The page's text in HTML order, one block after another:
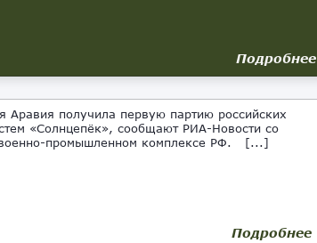
Подробнее
Аравия получила первую партию российских
«Солнцепёк», сообщают РИА-Новости со
военно-промышленном комплексе РФ. [...]
Подробнее